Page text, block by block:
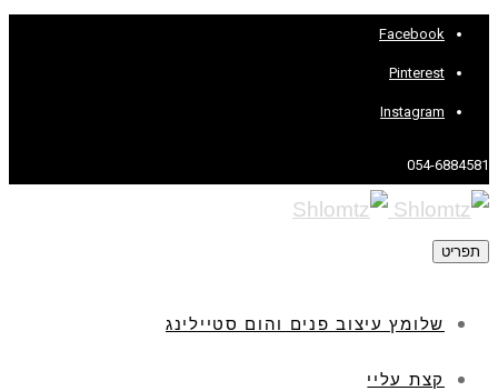
Facebook
Pinterest
Instagram
054-6884581
תפריט
שלומץ עיצוב פנים והום סטיילינג
קצת עליי